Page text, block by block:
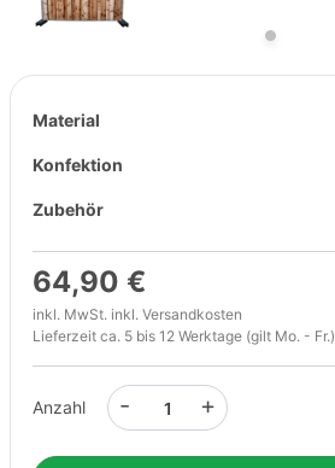
Material
Konfektion
Zubehör
64,90 €
inkl. MwSt. inkl. Versandkosten
Lieferzeit ca. 5 bis 12 Werktage (gilt Mo. - Fr.)
Anzahl +
-